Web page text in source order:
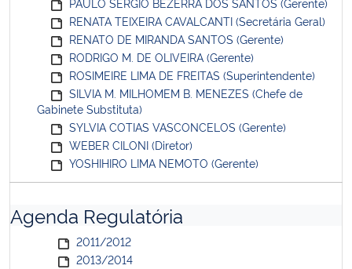
RENATA TEIXEIRA CAVALCANTI (Secretária Geral)
RENATO DE MIRANDA SANTOS (Gerente)
RODRIGO M. DE OLIVEIRA (Gerente)
ROSIMEIRE LIMA DE FREITAS (Superintendente)
SILVIA M. MILHOMEM B. MENEZES (Chefe de
Gabinete Substituta)
SYLVIA COTIAS VASCONCELOS (Gerente)
WEBER CILONI (Diretor)
YOSHIHIRO LIMA NEMOTO (Gerente)
Agenda Regulatória
2011/2012
2013/2014